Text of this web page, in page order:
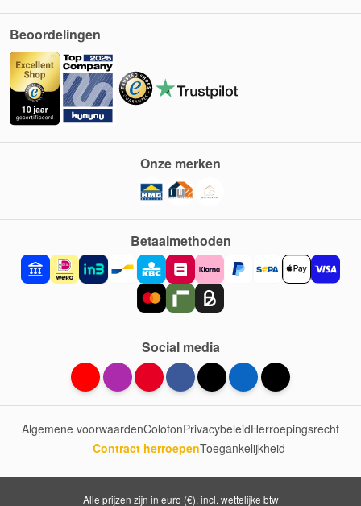
Beoordelingen
Betaalmethoden
Onze merken
Social media
Algemene voorwaardenColofonPrivacybeleidHerroepingsrecht
Contract herroepenToegankelijkheid
Alle prijzen zijn in euro (€), incl. wettelijke btw